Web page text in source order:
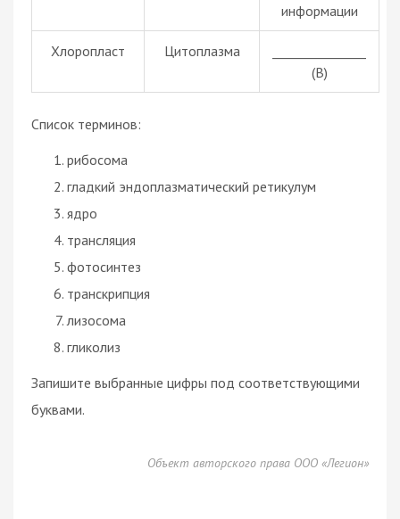
информации
Хлоропласт Цитоплазма
(В)
Список терминов:
рибосома
гладкий эндоплазматический ретикулум
ядро
трансляция
фотосинтез
транскрипция
лизосома
гликолиз
Запишите выбранные цифры под соответствующими
буквами.
Объект авторского права ООО «Легион»